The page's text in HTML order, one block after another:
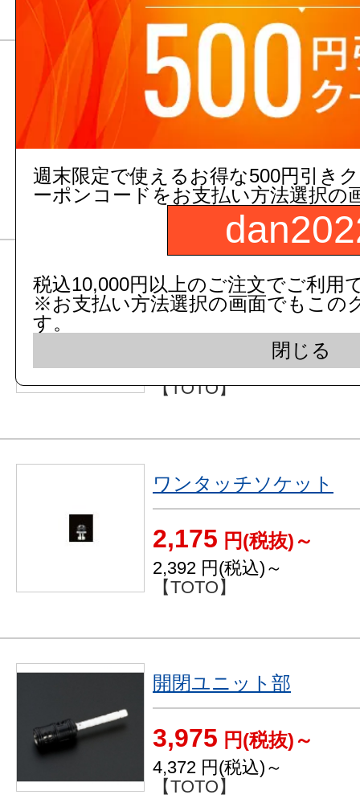
ハンドル
1,650 円(税込)～
【TOTO】
逆止弁アダプター
3,413 円(税抜)～
3,754 円(税込)～
【TOTO】
ワンタッチソケット
2,175 円(税抜)～
2,392 円(税込)～
【TOTO】
開閉ユニット部
3,975 円(税抜)～
4,372 円(税込)～
【TOTO】
週末限定で使えるお得な500円引き
ーポンコードをお支払い方法選択の
税込10,000円以上のご注文でご利用
※お支払い方法選択の画面でもこの
す。
閉じる